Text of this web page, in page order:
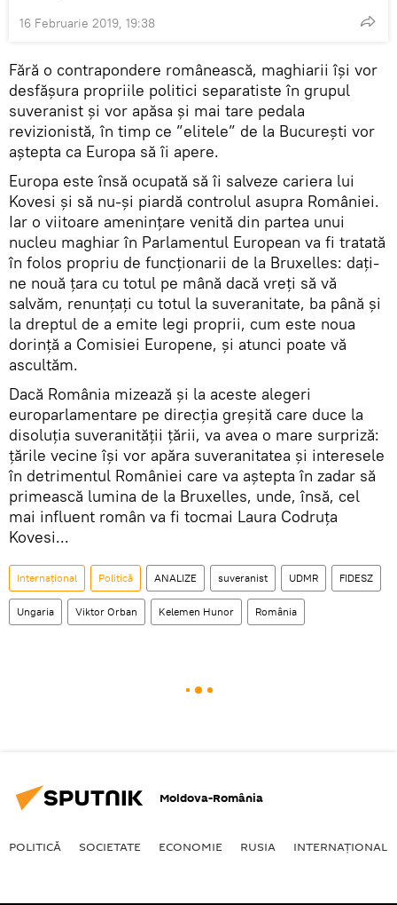
16 Februarie 2019, 19:38
Fără o contrapondere românească, maghiarii își vor
desfășura propriile politici separatiste în grupul
suveranist și vor apăsa și mai tare pedala
revizionistă, în timp ce ”elitele” de la București vor
aștepta ca Europa să îi apere.
Europa este însă ocupată să îi salveze cariera lui
Kovesi și să nu-și piardă controlul asupra României.
Iar o viitoare amenințare venită din partea unui
nucleu maghiar în Parlamentul European va fi tratată
în folos propriu de funcționarii de la Bruxelles: dați-
ne nouă țara cu totul pe mână dacă vreți să vă
salvăm, renunțați cu totul la suveranitate, ba până și
la dreptul de a emite legi proprii, cum este noua
dorință a Comisiei Europene, și atunci poate vă
ascultăm.
Dacă România mizează și la aceste alegeri
europarlamentare pe direcția greșită care duce la
disoluția suveranității țării, va avea o mare surpriză:
țările vecine își vor apăra suveranitatea și interesele
în detrimentul României care va aștepta în zadar să
primească lumina de la Bruxelles, unde, însă, cel
mai influent român va fi tocmai Laura Codruța
Kovesi...
Internaţional Politică ANALIZE suveranist UDMR FIDESZ
Ungaria Viktor Orban Kelemen Hunor România
Moldova-România
POLITICĂ SOCIETATE ECONOMIE RUSIA INTERNAŢIONAL